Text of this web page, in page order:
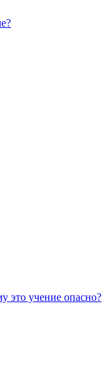
это учение опасно?